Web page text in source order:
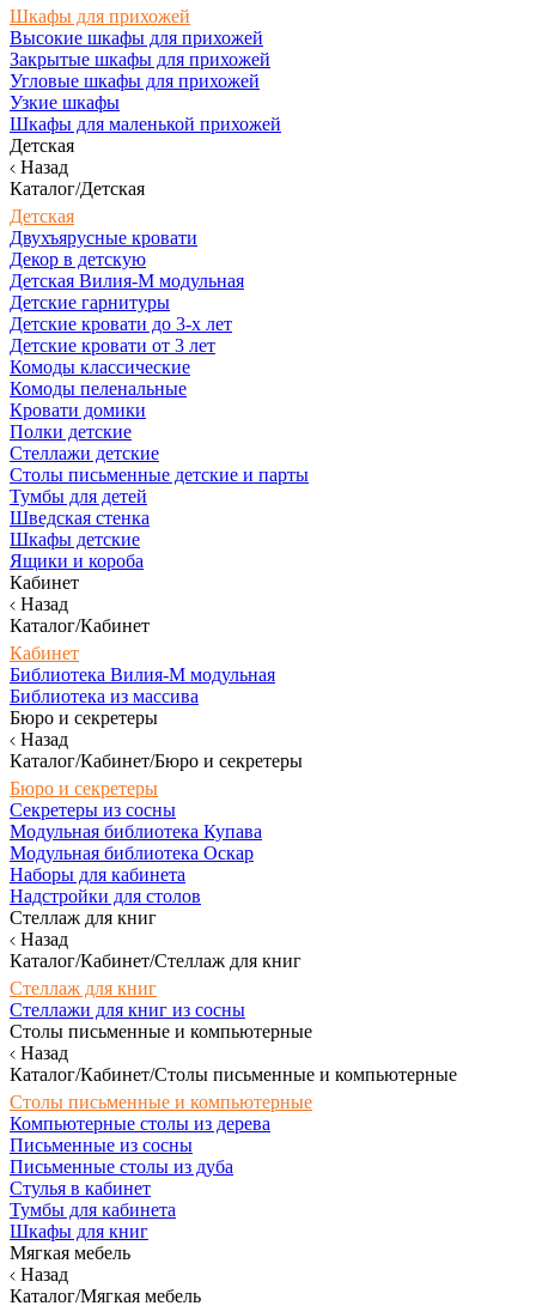
Шкафы для прихожей
Высокие шкафы для прихожей
Закрытые шкафы для прихожей
Угловые шкафы для прихожей
Узкие шкафы
Шкафы для маленькой прихожей
Детская
Назад
Каталог/Детская
Детская
Двухъярусные кровати
Декор в детскую
Детская Вилия-М модульная
Детские гарнитуры
Детские кровати до 3-х лет
Детские кровати от 3 лет
Комоды классические
Комоды пеленальные
Кровати домики
Полки детские
Стеллажи детские
Столы письменные детские и парты
Тумбы для детей
Шведская стенка
Шкафы детские
Ящики и короба
Кабинет
Назад
Каталог/Кабинет
Кабинет
Библиотека Вилия-М модульная
Библиотека из массива
Бюро и секретеры
Назад
Каталог/Кабинет/Бюро и секретеры
Бюро и секретеры
Секретеры из сосны
Модульная библиотека Купава
Модульная библиотека Оскар
Наборы для кабинета
Надстройки для столов
Стеллаж для книг
Назад
Каталог/Кабинет/Стеллаж для книг
Стеллаж для книг
Стеллажи для книг из сосны
Столы письменные и компьютерные
Назад
Каталог/Кабинет/Столы письменные и компьютерные
Столы письменные и компьютерные
Компьютерные столы из дерева
Письменные из сосны
Письменные столы из дуба
Стулья в кабинет
Тумбы для кабинета
Шкафы для книг
Мягкая мебель
Назад
Каталог/Мягкая мебель